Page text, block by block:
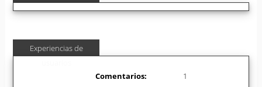
Experiencias de
Comentarios:
1